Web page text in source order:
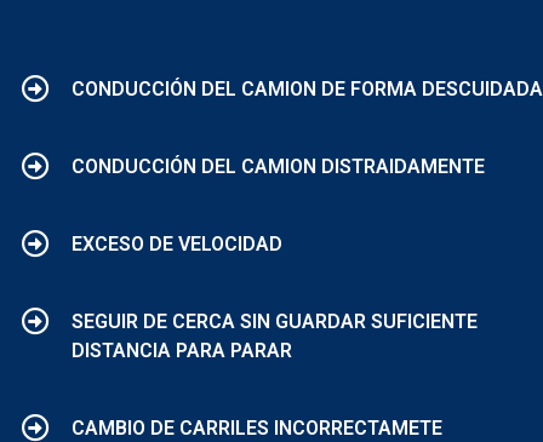
CONDUCCIÓN DEL CAMION DE FORMA DESCUIDADA
CONDUCCIÓN DEL CAMION DISTRAIDAMENTE
EXCESO DE VELOCIDAD
SEGUIR DE CERCA SIN GUARDAR SUFICIENTE
DISTANCIA PARA PARAR
CAMBIO DE CARRILES INCORRECTAMETE